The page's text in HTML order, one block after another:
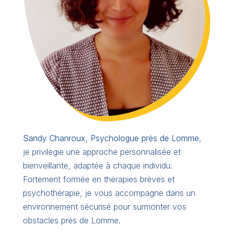
Sandy Chanroux, Psychologue près de Lomme,
je privilégie une approche personnalisée et
bienveillante, adaptée à chaque individu.
Fortement formée en thérapies brèves et
psychothérapie, je vous accompagne dans un
environnement sécurisé pour surmonter vos
obstacles près de Lomme.